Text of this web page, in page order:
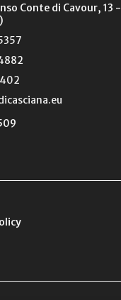
Conte di Cavour, 13